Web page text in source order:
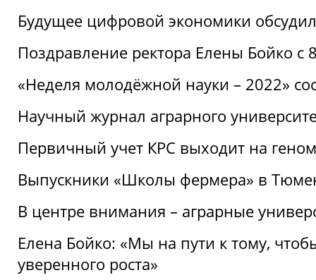
Будущее цифровой экономики
Поздравление ректора Елены Бойко с
«Неделя молодёжной науки – 2022»
Научный журнал аграрного
Первичный учет КРС выходит на
Выпускники «Школы фермера» в
В центре внимания – аграрные
Елена Бойко: «Мы на пути к тому,
уверенного роста»